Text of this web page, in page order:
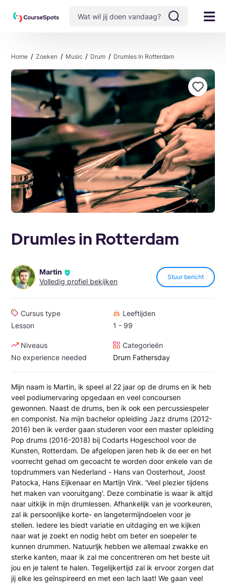
Home Zoeken Music Drum Drumles In Rotterdam
Drumles in Rotterdam
Martin
Volledig profiel bekijken
Stuur bericht
Cursus type
Lesson
Leeftijden
1 - 99
Niveaus
No experience needed
Categorieën
Drum Fathersday
Mijn naam is Martin, ik speel al 22 jaar op de drums en ik heb
veel podiumervaring opgedaan en veel concoursen
gewonnen. Naast de drums, ben ik ook een percussiespeler
en componist. Na mijn bachelor opleiding Jazz drums (2012-
2016) ben ik verder gaan studeren voor een master opleiding
Pop drums (2016-2018) bij Codarts Hogeschool voor de
Kunsten, Rotterdam. De afgelopen jaren heb ik de eer en het
voorrecht gehad om gecoacht te worden door enkele van de
topdrummers van Nederland - Hans van Oosterhout, Joost
Patocka, Hans Eijkenaar en Martijn Vink. 'Veel plezier tijdens
het maken van vooruitgang'. Deze combinatie is waar ik altijd
naar uitkijk in mijn drumlessen. Afhankelijk van je voorkeuren,
zal ik persoonlijke korte- en langetermijndoelen voor je
stellen. Iedere les biedt variatie en uitdaging en we kijken
naar wat je zoekt en nodig hebt om beter en soepeler te
kunnen drummen. Natuurljk hebben we allemaal zwakke en
sterke kanten, maar ik zal me concentreren om het beste uit
jou en je talent te halen. Tegelijkertijd zal ik ervoor zorgen dat
jij elke les geïnspireerd en met een lach laat! We gaan veel